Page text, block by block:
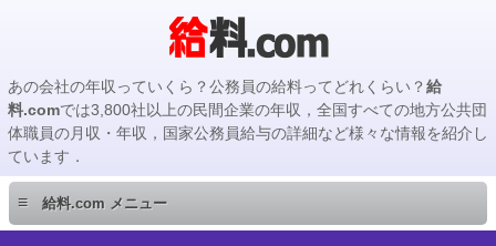
あの会社の年収っていくら？公務員の給料ってどれくらい？給
料.comでは3,800社以上の民間企業の年収，全国すべての地方公共団
体職員の月収・年収，国家公務員給与の詳細など様々な情報を紹介し
ています．
≡ 給料.com メニュー